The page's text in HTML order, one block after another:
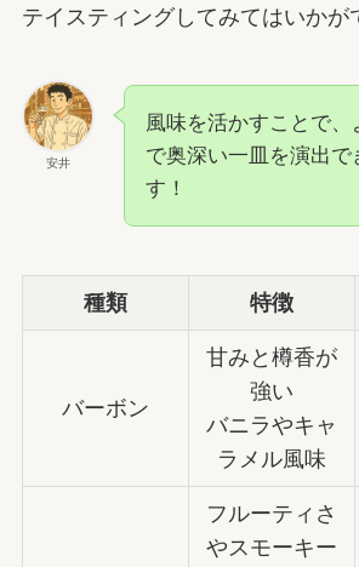
テイスティングしてみてはいかが
安井
風味を活かすことで、
で奥深い一皿を演出で
す！
種類 特徴
バーボン
甘みと樽香が
強い
バニラやキャ
ラメル風味
フルーティさ
やスモーキー